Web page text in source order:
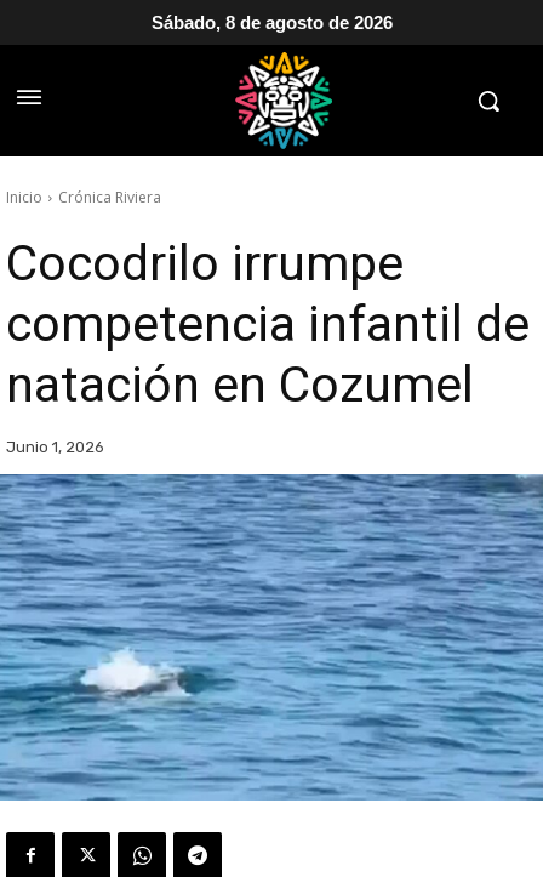
Sábado, 8 de agosto de 2026
Inicio Crónica Riviera
Cocodrilo irrumpe
competencia infantil de
natación en Cozumel
Junio 1, 2026